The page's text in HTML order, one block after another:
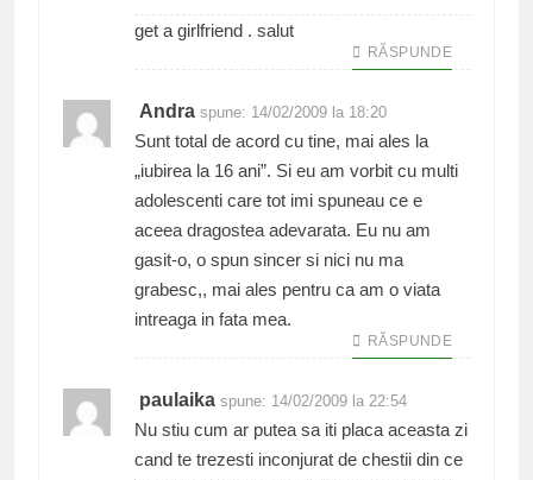
get a girlfriend . salut
RĂSPUNDE
Andra spune: 14/02/2009 la 18:20
Sunt total de acord cu tine, mai ales la
„iubirea la 16 ani”. Si eu am vorbit cu multi
adolescenti care tot imi spuneau ce e
aceea dragostea adevarata. Eu nu am
gasit-o, o spun sincer si nici nu ma
grabesc,, mai ales pentru ca am o viata
intreaga in fata mea.
RĂSPUNDE
paulaika spune: 14/02/2009 la 22:54
Nu stiu cum ar putea sa iti placa aceasta zi
cand te trezesti inconjurat de chestii din ce